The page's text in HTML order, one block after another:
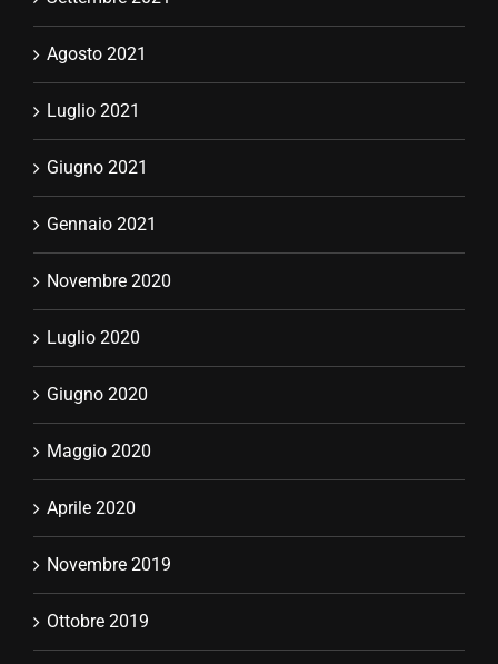
Agosto 2021
Luglio 2021
Giugno 2021
Gennaio 2021
Novembre 2020
Luglio 2020
Giugno 2020
Maggio 2020
Aprile 2020
Novembre 2019
Ottobre 2019